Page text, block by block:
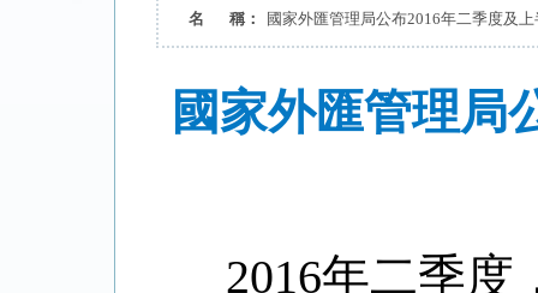
名 稱：
國家外匯管理局公布2016年二季度及
國家外匯管理局
2016年二季度